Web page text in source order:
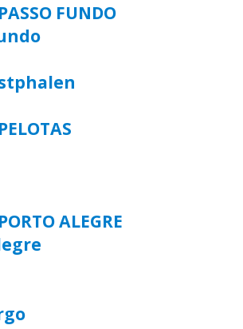
FUNDO
ALEGRE